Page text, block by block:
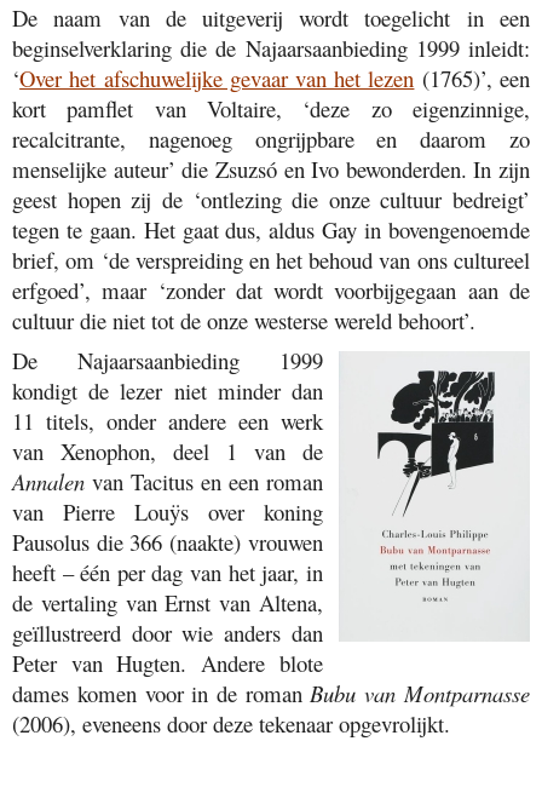
De naam van de uitgeverij wordt toegelicht in een
beginselverklaring die de Najaarsaanbieding 1999 inleidt:
‘Over het afschuwelijke gevaar van het lezen (1765)’, een
kort pamflet van Voltaire, ‘deze zo eigenzinnige,
recalcitrante, nagenoeg ongrijpbare en daarom zo
menselijke auteur’ die Zsuzsó en Ivo bewonderden. In zijn
geest hopen zij de ‘ontlezing die onze cultuur bedreigt’
tegen te gaan. Het gaat dus, aldus Gay in bovengenoemde
brief, om ‘de verspreiding en het behoud van ons cultureel
erfgoed’, maar ‘zonder dat wordt voorbijgegaan aan de
cultuur die niet tot de onze westerse wereld behoort’.
De Najaarsaanbieding 1999
kondigt de lezer niet minder dan
11 titels, onder andere een werk
van Xenophon, deel 1 van de
Annalen van Tacitus en een roman
van Pierre Louÿs over koning
Pausolus die 366 (naakte) vrouwen
heeft – één per dag van het jaar, in
de vertaling van Ernst van Altena,
geïllustreerd door wie anders dan
Peter van Hugten. Andere blote
dames komen voor in de roman Bubu van Montparnasse
(2006), eveneens door deze tekenaar opgevrolijkt.